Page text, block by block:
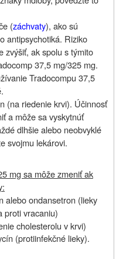
(záchvaty), ako sú
antipsychotiká. Riziko
zvýšiť, ak spolu s týmito
37,5 mg/325 mg.
Tradocompu 37,5
.
(na riedenie krvi). Účinnosť
a môže sa vyskytnúť
dlhšie alebo neobvyklé
svojmu lekárovi.
mg sa môže zmeniť ak
alebo ondansetron (lieky
proti vracaniu)
cholesterolu v krvi)
(protiinfekčné lieky).